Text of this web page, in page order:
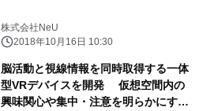
株式会社NeU
2018年10月16日 10:30
脳活動と視線情報を同時取得する一体
型VRデバイスを開発 仮想空間内の
興味関心や集中・注意を明らかにする